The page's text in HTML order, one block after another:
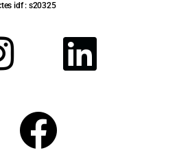
idf : s20325
L
I
C
E